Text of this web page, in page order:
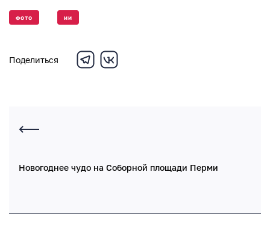
ФОТО ИИ
Поделиться
Новогоднее чудо на Соборной площади Перми